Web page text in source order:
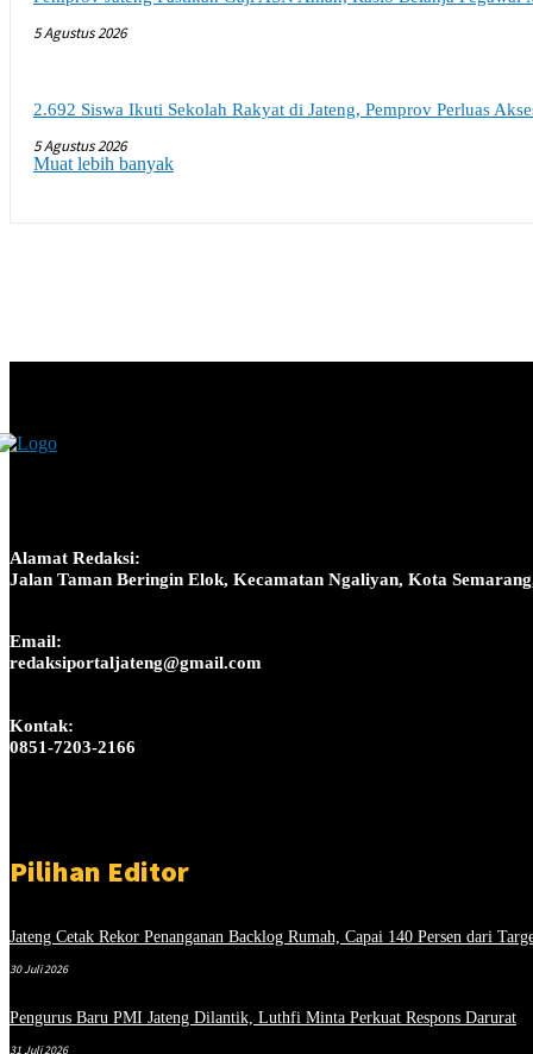
5 Agustus 2026
2.692 Siswa Ikuti Sekolah Rakyat di Jateng, Pemprov Perluas
5 Agustus 2026
Muat lebih banyak
Alamat Redaksi:
Jalan Taman Beringin Elok, Kecamatan Ngaliyan, Kota
Email:
redaksiportaljateng@gmail.com
Kontak:
0851-7203-2166
Pilihan Editor
Jateng Cetak Rekor Penanganan Backlog Rumah, Capai 140 Persen dari
30 Juli 2026
Pengurus Baru PMI Jateng Dilantik, Luthfi Minta Perkuat Respons Darurat
31 Juli 2026